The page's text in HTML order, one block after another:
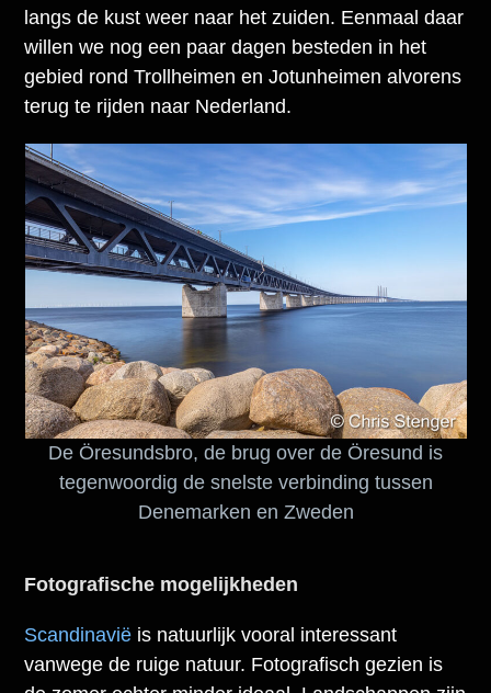
langs de kust weer naar het zuiden. Eenmaal daar
willen we nog een paar dagen besteden in het
gebied rond Trollheimen en Jotunheimen alvorens
terug te rijden naar Nederland.
De Öresundsbro, de brug over de Öresund is
tegenwoordig de snelste verbinding tussen
Denemarken en Zweden
Fotografische mogelijkheden
Scandinavië is natuurlijk vooral interessant
vanwege de ruige natuur. Fotografisch gezien is